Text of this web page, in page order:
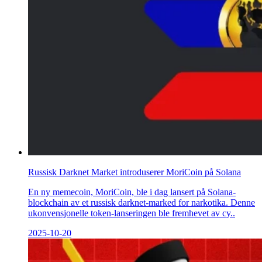
Russisk Darknet Market introduserer MoriCoin på Solana
En ny memecoin, MoriCoin, ble i dag lansert på Solana-
blockchain av et russisk darknet-marked for narkotika. Denne
ukonvensjonelle token-lanseringen ble fremhevet av cy..
2025-10-20